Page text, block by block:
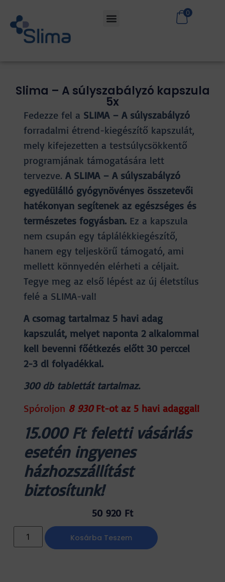
0
Slima – A súlyszabályzó kapszula
5x
Fedezze fel a SLIMA – A súlyszabályzó
forradalmi étrend-kiegészítő kapszulát,
mely kifejezetten a testsúlycsökkentő
programjának támogatására lett
tervezve. A SLIMA – A súlyszabályzó
egyedülálló gyógynövényes összetevői
hatékonyan segítenek az egészséges és
természetes fogyásban.Ez a kapszula
nem csupán egy táplálékkiegészítő,
hanem egy teljeskörű támogató, ami
mellett könnyedén elérheti a céljait.
Tegye meg az első lépést az új életstílus
felé a SLIMA-val!
A csomag tartalmaz 5 havi adag
kapszulát, melyet naponta 2 alkalommal
kell bevenni főétkezés előtt 30 perccel
2-3 dl folyadékkal.
300 db tablettát tartalmaz.
Spóroljon 8 930Ft-ot az 5 havi adaggal!
15.000 Ft feletti vásárlás
esetén ingyenes
házhozszállítást
biztosítunk!
50 920 Ft
Kosárba Teszem